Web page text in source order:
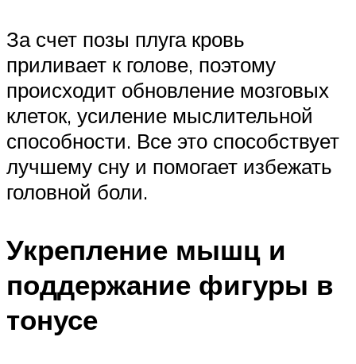
За счет позы плуга кровь
приливает к голове, поэтому
происходит обновление мозговых
клеток, усиление мыслительной
способности. Все это способствует
лучшему сну и помогает избежать
головной боли.
Укрепление мышц и
поддержание фигуры в
тонусе